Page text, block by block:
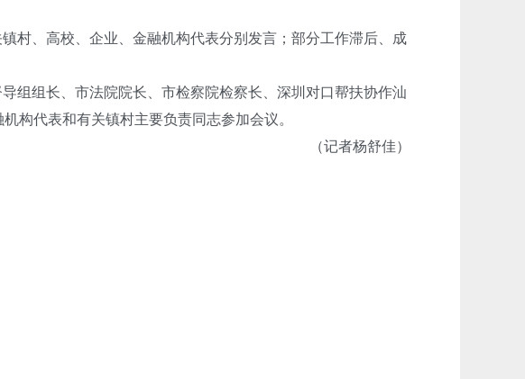
、高校、企业、金融机构代表分别发言；部分工作滞后、成
组长、市法院院长、市检察院检察长、深圳对口帮扶协作汕
构代表和有关镇村主要负责同志参加会议。
（记者杨舒佳）